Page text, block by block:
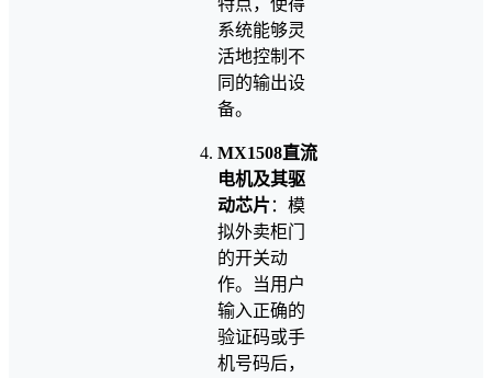
系统能够灵
活地控制不
同的输出设
备。
MX1508直流
电机及其驱
动芯片：模
拟外卖柜门
的开关动
作。当用户
输入正确的
验证码或手
机号码后，